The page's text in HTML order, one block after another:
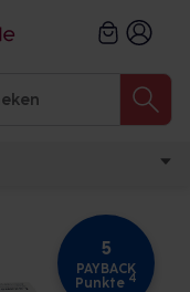
5
PAYBACK
Punkte 4